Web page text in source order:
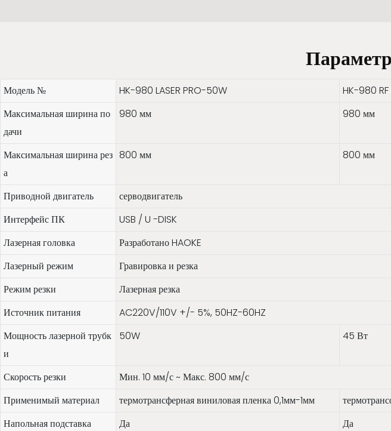
Модель № HK-980 LASER PRO-50W HK-980 RF
Максимальная ширина по
дачи
980 мм 980 мм
Максимальная ширина рез
а
800 мм 800 мм
Приводной двигатель
серводвигатель
Интерфейс ПК
USB / U -DISK
Лазерная головка
Разработано HAOKE
Лазерный режим
Гравировка и резка
Режим резки
Лазерная резка
Источник питания
AC220V/110V +/- 5%, 50HZ-60HZ
Мощность лазерной трубк
и
50W 45 Вт
Скорость резки
Мин. 10 мм/с ~ Макс. 800 мм/с
Применимый материал
термотрансферная виниловая пленка 0,1мм-1мм
Напольная подставка
Да Да